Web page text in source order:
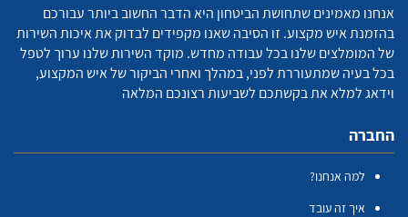
אנחנו מאמינים שתחושת הביטחון היא הדבר החשוב ביותר עבורכם
בהזמנת איש מקצוע. זו הסיבה שאנו מקפידים לבדוק את איכות השירות
של המומלצים שלנו בכל עבודה מחדש. מוקד השירות שלנו ערוך לטפל
בכל בעיה שמתעוררת לפני, במהלך ואחרי הביקור של איש המקצוע,
וידאג למלא את בקשתכם לשביעות רצונכם המלאה
החברה
למה אנחנו?
איך זה עובד